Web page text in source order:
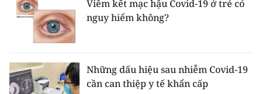
Viêm kết mạc hậu Covid-19 ở trẻ có
nguy hiểm không?
Những dấu hiệu sau nhiễm Covid-19
cần can thiệp y tế khẩn cấp